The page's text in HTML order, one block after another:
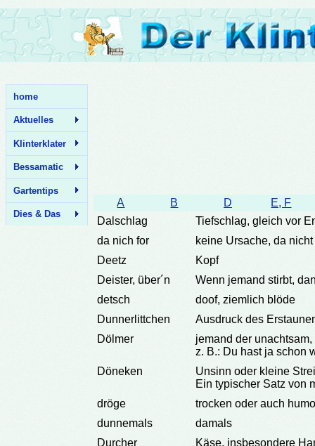
A B D
E, F
Dalschlag
Tiefschlag, gleich vor
da nich for
keine Ursache, da nicht
Deetz
Kopf
Deister, über´n
Wenn jemand stirbt,
detsch
doof, ziemlich blöde
Dunnerlittchen
Ausdruck des
Dölmer
jemand der
z. B.: Du hast ja schon
Döneken
Unsinn oder kleine
Ein typischer Satz von
dröge
trocken oder auch
dunnemals
damals
Durcher
Käse, insbesondere
home
Aktuelles
Klinterklater
Bessamatic
Gartentips
Dies & Das